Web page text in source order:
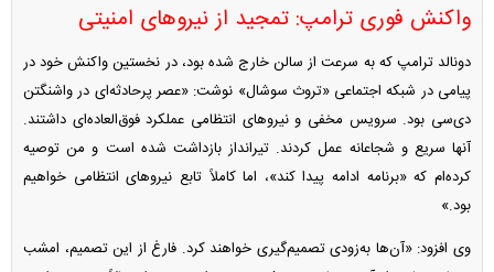
واکنش فوری ترامپ: تمجید از نیرو‌های امنیتی
دونالد ترامپ که به سرعت از سالن خارج شده بود، در نخستین واکنش خود در
پیامی در شبکه اجتماعی «تروث سوشال» نوشت: «عصر پرحادثه‌ای در واشنگتن
دی‌سی بود. سرویس مخفی و نیرو‌های انتظامی عملکرد فوق‌العاده‌ای داشتند.
آنها سریع و شجاعانه عمل کردند. تیرانداز بازداشت شده است و من توصیه
کرده‌ام که «برنامه ادامه پیدا کند»، اما کاملاً تابع نیرو‌های انتظامی خواهیم
بود.»
وی افزود: «آن‌ها به‌زودی تصمیم‌گیری خواهند کرد. فارغ از این تصمیم، امشب